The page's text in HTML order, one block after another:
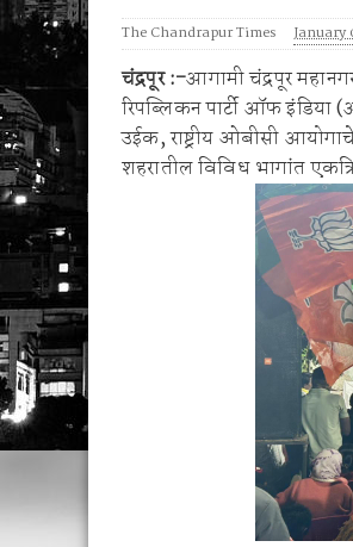
बारामती येथे
🚨 एकाच नंबरवर
The Chandrapur Times January
चंद्रपूर :-आगामी चंद्रपूर
रिपब्लिकन पार्टी ऑफ इंडिया
उईक, राष्ट्रीय ओबीसी
शहरातील विविध भागांत